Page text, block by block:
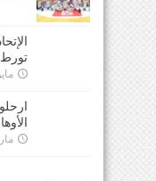
تورط
مايو 6,
مارس